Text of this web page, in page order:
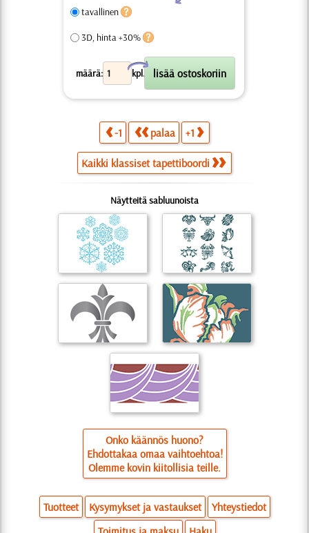
tavallinen
3D, hinta +30%
määrä: kpl.
X
-1 palaa +1
Kaikki klassiset tapettiboordi
Näytteitä sabluunoista
Onko käännös huono?
Ehdottakaa omaa vaihtoehtoa!
Olemme kovin kiitollisia teille.
Tuotteet Kysymykset ja vastaukset
Yhteystiedot